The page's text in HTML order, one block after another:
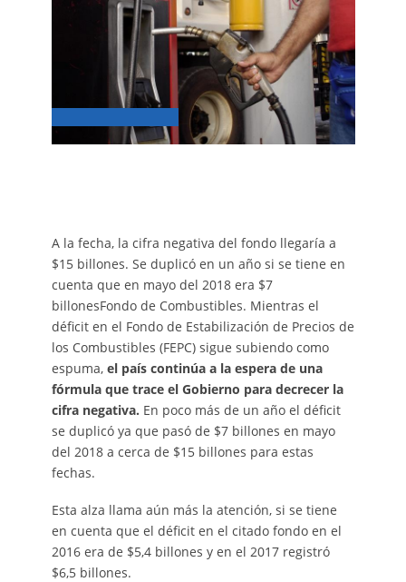
A la fecha, la cifra negativa del fondo llegaría a
$15 billones. Se duplicó en un año si se tiene en
cuenta que en mayo del 2018 era $7
billonesFondo de Combustibles. Mientras el
déficit en el Fondo de Estabilización de Precios de
los Combustibles (FEPC) sigue subiendo como
espuma, el país continúa a la espera de una
fórmula que trace el Gobierno para decrecer la
cifra negativa. En poco más de un año el déficit
se duplicó ya que pasó de $7 billones en mayo
del 2018 a cerca de $15 billones para estas
fechas.
Esta alza llama aún más la atención, si se tiene
en cuenta que el déficit en el citado fondo en el
2016 era de $5,4 billones y en el 2017 registró
$6,5 billones.